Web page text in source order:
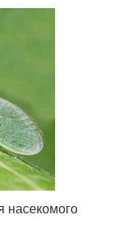
насекомого